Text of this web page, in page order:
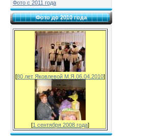
Фото с 2011 года
Фото до 2010 года
[80 лет Яковлевой М.Я.06.04.2010]
[1 сентября 2008 года]